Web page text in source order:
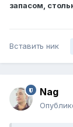
запасом,
Вставить ник
Nag